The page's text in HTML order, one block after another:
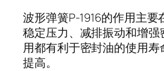
波形弹簧P-1916的作用主要
稳定压力、减排振动和增
用都有利于密封油的使用
提高。